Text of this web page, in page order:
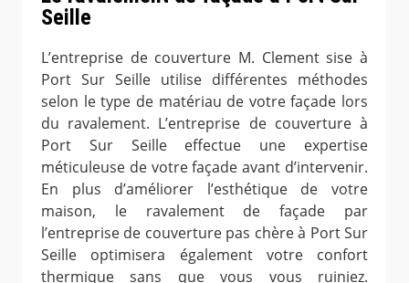
Seille
L’entreprise de couverture M. Clement sise à
Port Sur Seille utilise différentes méthodes
selon le type de matériau de votre façade lors
du ravalement. L’entreprise de couverture à
Port Sur Seille effectue une expertise
méticuleuse de votre façade avant d’intervenir.
En plus d’améliorer l’esthétique de votre
maison, le ravalement de façade par
l’entreprise de couverture pas chère à Port Sur
Seille optimisera également votre confort
thermique sans que vous vous ruiniez.